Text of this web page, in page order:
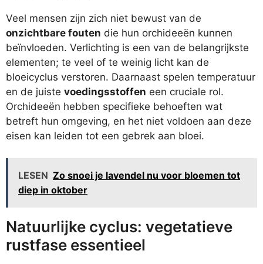
Veel mensen zijn zich niet bewust van de
onzichtbare fouten die hun orchideeën kunnen
beïnvloeden. Verlichting is een van de belangrijkste
elementen; te veel of te weinig licht kan de
bloeicyclus verstoren. Daarnaast spelen temperatuur
en de juiste voedingsstoffen een cruciale rol.
Orchideeën hebben specifieke behoeften wat
betreft hun omgeving, en het niet voldoen aan deze
eisen kan leiden tot een gebrek aan bloei.
LESEN Zo snoei je lavendel nu voor bloemen tot
diep in oktober
Natuurlijke cyclus: vegetatieve
rustfase essentieel